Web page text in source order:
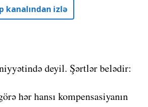
kanalından izlə
deyil. Şərtlər belədir:
hər hansı kompensasiyanın